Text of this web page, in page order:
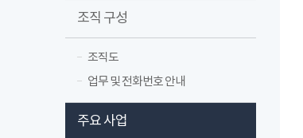
조직 구성
조직도
업무 및 전화번호 안내
주요 사업